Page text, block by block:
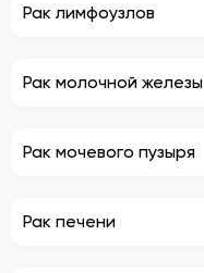
Рак лимфоузлов
Рак молочной железы
Рак мочевого пузыря
Рак печени